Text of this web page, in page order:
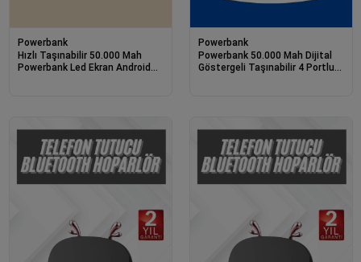
Powerbank
Hızlı Taşınabilir 50.000 Mah
Powerbank Led Ekran Android
Powerbank
Powerbank 50.000 Mah Dijital
Göstergeli Taşınabilir 4 Portlu